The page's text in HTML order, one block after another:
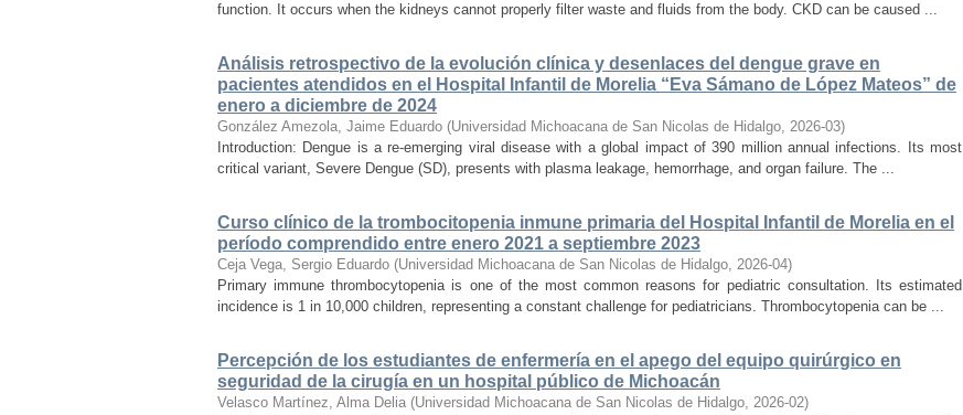
function. It occurs when the kidneys cannot properly filter waste and fluids from the body. CKD can be caused ...
Análisis retrospectivo de la evolución clínica y desenlaces del dengue grave en
pacientes atendidos en el Hospital Infantil de Morelia “Eva Sámano de López Mateos” de
enero a diciembre de 2024
González Amezola, Jaime Eduardo (Universidad Michoacana de San Nicolas de Hidalgo, 2026-03)
Introduction: Dengue is a re-emerging viral disease with a global impact of 390 million annual infections. Its most
critical variant, Severe Dengue (SD), presents with plasma leakage, hemorrhage, and organ failure. The ...
Curso clínico de la trombocitopenia inmune primaria del Hospital Infantil de Morelia en el
período comprendido entre enero 2021 a septiembre 2023
Ceja Vega, Sergio Eduardo (Universidad Michoacana de San Nicolas de Hidalgo, 2026-04)
Primary immune thrombocytopenia is one of the most common reasons for pediatric consultation. Its estimated
incidence is 1 in 10,000 children, representing a constant challenge for pediatricians. Thrombocytopenia can be ...
Percepción de los estudiantes de enfermería en el apego del equipo quirúrgico en
seguridad de la cirugía en un hospital público de Michoacán
Velasco Martínez, Alma Delia (Universidad Michoacana de San Nicolas de Hidalgo, 2026-02)